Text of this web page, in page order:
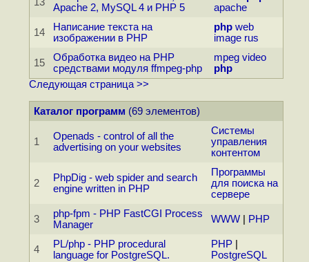
Apache 2, MySQL 4 и PHP 5
apache
14
Написание текста на
изображении в PHP
php web
image rus
15
Обработка видео на PHP
средствами модуля ffmpeg-php
mpeg video
php
Следующая страница >>
Каталог программ (69 элементов)
1
Openads - control of all the
advertising on your websites
Системы
управления
контентом
2
PhpDig - web spider and search
engine written in PHP
Программы
для поиска на
сервере
3
php-fpm - PHP FastCGI Process
Manager
WWW PHP
4
PL/php - PHP procedural
language for PostgreSQL.
PHP
PostgreSQL